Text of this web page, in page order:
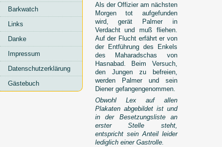
Barkwatch
Links
Danke
Impressum
Datenschutzerklärung
Gästebuch
Als der Offizier am nächsten
Morgen tot aufgefunden
wird, gerät Palmer in
Verdacht und muß fliehen.
Auf der Flucht erfährt er von
der Entführung des Enkels
des Maharadschas von
Hasnabad. Beim Versuch,
den Jungen zu befreien,
werden Palmer und sein
Diener gefangengenommen.
Obwohl Lex auf allen
Plakaten abgebildet ist und
in der Besetzungsliste an
erster Stelle steht,
entspricht sein Anteil leider
lediglich einer Gastrolle.